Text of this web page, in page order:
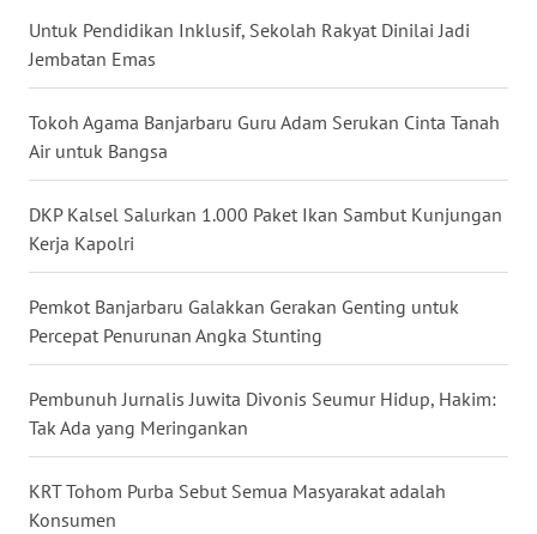
Untuk Pendidikan Inklusif, Sekolah Rakyat Dinilai Jadi
Jembatan Emas
Tokoh Agama Banjarbaru Guru Adam Serukan Cinta Tanah
Air untuk Bangsa
DKP Kalsel Salurkan 1.000 Paket Ikan Sambut Kunjungan
Kerja Kapolri
Pemkot Banjarbaru Galakkan Gerakan Genting untuk
Percepat Penurunan Angka Stunting
Pembunuh Jurnalis Juwita Divonis Seumur Hidup, Hakim:
Tak Ada yang Meringankan
KRT Tohom Purba Sebut Semua Masyarakat adalah
Konsumen
WN
KALSEL
WN
KALTIM
WN
SULSEL
WN
GORONTALO
WN
SULUT